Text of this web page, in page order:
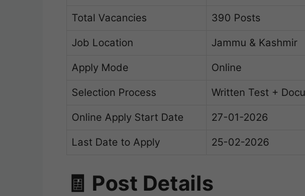
Total Vacancies 390 Posts
Job Location Jammu & Kashmir
Apply Mode Online
Selection Process Written Test +
Online Apply Start Date 27-01-2026
Last Date to Apply 25-02-2026
🧾 Post Details